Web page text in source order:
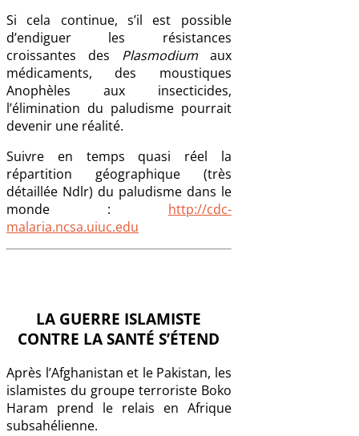
Si cela continue, s’il est possible
d’endiguer les résistances
croissantes des Plasmodiumaux
médicaments, des moustiques
Anophèles aux insecticides,
l’élimination du paludisme pourrait
devenir une réalité.
Suivre en temps quasi réel la
répartition géographique (très
détaillée Ndlr) du paludisme dans le
monde : http://cdc-
malaria.ncsa.uiuc.edu
LA GUERRE ISLAMISTE
CONTRE LA SANTÉ S’ÉTEND
Après l’Afghanistan et le Pakistan, les
islamistes du groupe terroriste Boko
Haram prend le relais en Afrique
subsahélienne.